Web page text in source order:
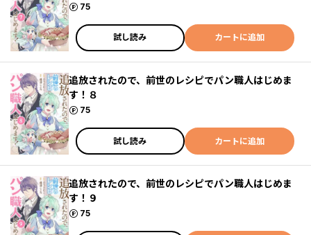
75
ポイント
試し読み カートに追加
追放されたので、前世のレシピでパン職人はじめま
す！８
75
ポイント
試し読み カートに追加
追放されたので、前世のレシピでパン職人はじめま
す！９
75
ポイント